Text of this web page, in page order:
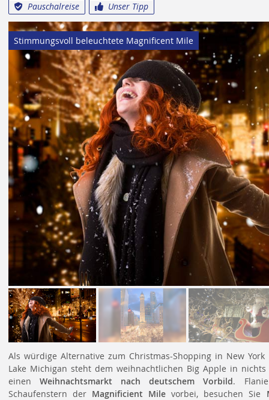
Pauschalreise Unser Tipp
Stimmungsvoll beleuchtete Magnificent Mile
Als würdige Alternative zum Christmas-Shopping in New
Lake Michigan steht dem weihnachtlichen Big Apple in
einenWeihnachtsmarkt nach deutschem Vorbild.
Schaufenstern der Magnificient Mile vorbei, besuchen Sie